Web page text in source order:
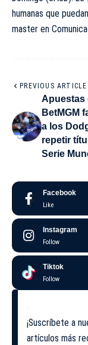
humanas que
master en
PREVIOUS ARTICLE
Apuestas
BetMGM
a los
repetir
Serie
Facebook
Like
Instagram
Follow
Tiktok
Follow
¡Suscríbete a
artículos más